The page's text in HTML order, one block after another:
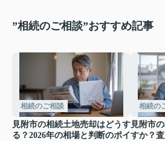
”相続のご相談”おすすめ記事
相続のご相談
見附市の相続土地売却はどうす
る？2026年の相場と判断のポイ
相続の
見附市
すか？